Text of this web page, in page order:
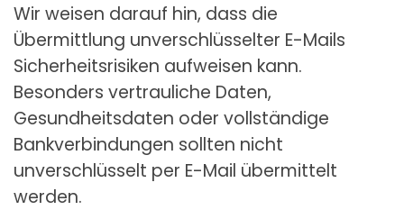
Wir weisen darauf hin, dass die
Übermittlung unverschlüsselter E-Mails
Sicherheitsrisiken aufweisen kann.
Besonders vertrauliche Daten,
Gesundheitsdaten oder vollständige
Bankverbindungen sollten nicht
unverschlüsselt per E-Mail übermittelt
werden.